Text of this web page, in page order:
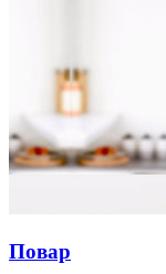
Повар